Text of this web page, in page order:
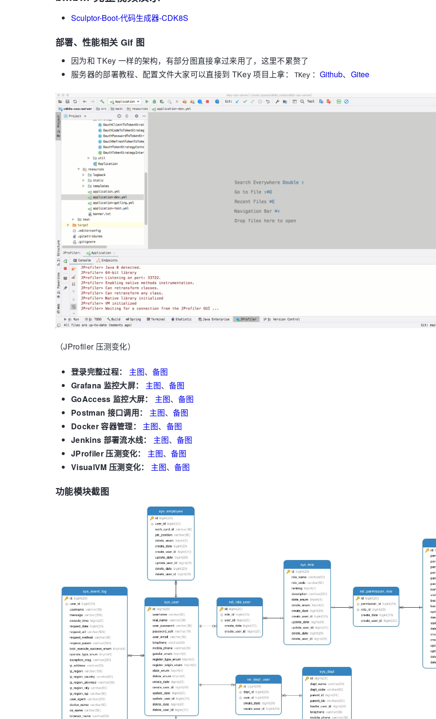
Sculptor-Boot-代码生成器-CDK8S
部署、性能相关 Gif 图
因为和 TKey 一样的架构，有部分图直接拿过来用了，这里不累赘了
服务器的部署教程、配置文件大家可以直接到 TKey 项目上拿：
TKey ：Github、 Gitee
（JProfiler 压测变化）
登录完整过程： 主图、 备图
Grafana 监控大屏：
主图、 备图
GoAccess 监控大屏：
主图、备图
Postman 接口调用：
主图、 备图
Docker 容器管理：
主图、 备图
Jenkins 部署流水线：
主图、备图
JProfiler 压测变化：
主图、备图
VisualVM 压测变化：
主图、备图
功能模块截图